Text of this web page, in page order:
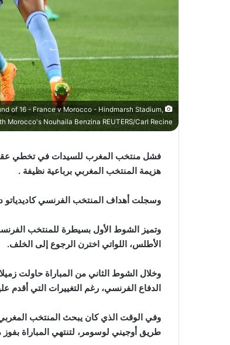
of 16 - France v Morocco - Hindmarsh Stadium,
Nouhaila Benzina REUTERS/Carl Recine
فشل منتخب المغرب للسيدات في تخطي
هزيمة المنتخب المغربي برباعية نظيفة .
وسجلت أهداف المنتخب الفرنسي كاديدياتو دياني (د 15) وكنزة دالي (د 20) وأوجيني
وتميز الشوط الأول بسيطرة للمنتخب
الأطلس، اللواتي اخترن الرجوع إلى الخلف.
وخلال الشوط الثاني من المباراة حاولت
الدفاع الفرنسي، رغم التغييرات التي
وفي الوقت الذي كان يبحث المنتخب
طريق أوجيني لوسومر، لتنتهي المباراة بفوز